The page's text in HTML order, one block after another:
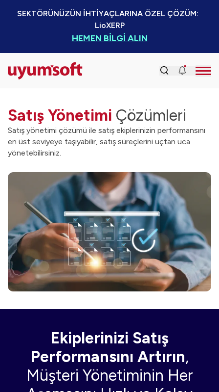
SEKTÖRÜNÜZÜN İHTİYAÇLARINA ÖZEL ÇÖZÜM:
LioXERP
HEMEN BİLGİ ALIN
Satış Yönetimi Çözümleri
Satış yönetimi çözümü ile satış ekiplerinizin performansını
en üst seviyeye taşıyabilir, satış süreçlerini uçtan uca
yönetebilirsiniz.
Ekiplerinizi Satış
Performansını Artırın,
Müşteri Yönetiminin Her